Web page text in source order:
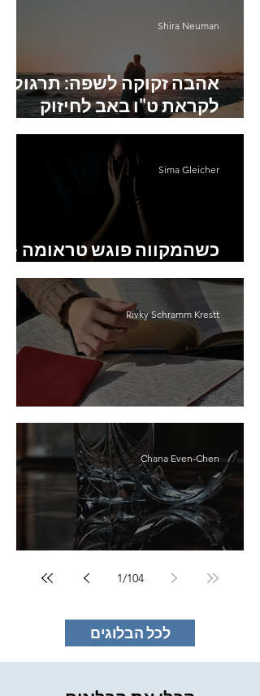
אהבה זקוקה לשפה: תרגול
לקראת ט"ו באב לחיזוק
Shira Neuman
כשהמקווה פוגש טראומה –
Sima Gleicher
Rivky Schramm Krestt
Chana Even-Chen
1/104
לכל הבלוגים